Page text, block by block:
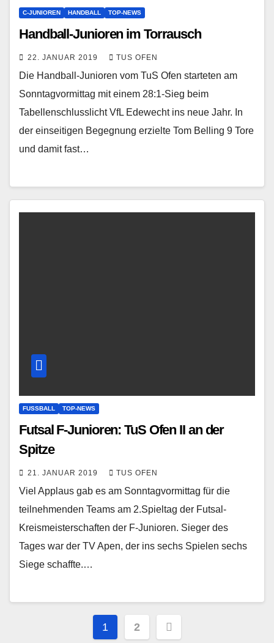
C-JUNIOREN HANDBALL TOP-NEWS
Handball-Junioren im Torrausch
22. JANUAR 2019 TUS OFEN
Die Handball-Junioren vom TuS Ofen starteten am
Sonntagvormittag mit einem 28:1-Sieg beim
Tabellenschlusslicht VfL Edewecht ins neue Jahr. In
der einseitigen Begegnung erzielte Tom Belling 9 Tore
und damit fast…
FUSSBALL TOP-NEWS
Futsal F-Junioren: TuS Ofen II an der
Spitze
21. JANUAR 2019 TUS OFEN
Viel Applaus gab es am Sonntagvormittag für die
teilnehmenden Teams am 2.Spieltag der Futsal-
Kreismeisterschaften der F-Junioren. Sieger des
Tages war der TV Apen, der ins sechs Spielen sechs
Siege schaffte.…
Seitennummerierung
1 2